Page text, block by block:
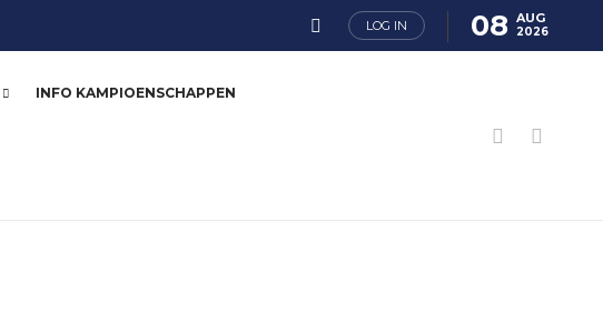
LOG IN 08 AUG
2026
INFO KAMPIOENSCHAPPEN